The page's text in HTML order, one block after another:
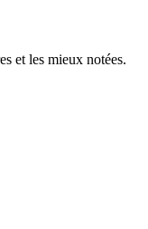
et les mieux notées.